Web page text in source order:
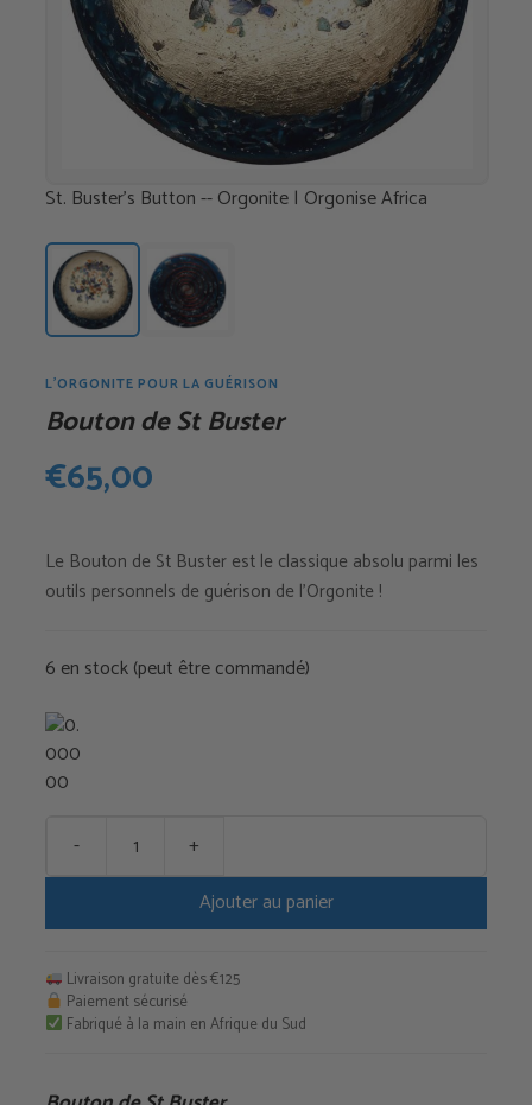
St. Buster's Button -- Orgonite | Orgonise Africa
L'ORGONITE POUR LA GUÉRISON
Bouton de St Buster
€65,00
Le Bouton de St Buster est le classique absolu parmi les
outils personnels de guérison de l’Orgonite !
6 en stock (peut être commandé)
-
de
St
Buster
+
Ajouter au panier
Livraison gratuite dès €125
Paiement sécurisé
Fabriqué à la main en Afrique du Sud